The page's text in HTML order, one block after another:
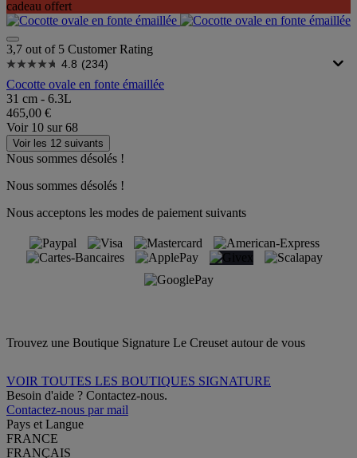
cadeau offert
3,7 out of 5 Customer Rating
4.8 (234)
Cocotte ovale en fonte émaillée
31 cm - 6.3L
465,00 €
Voir 10 sur68
Voir les 12 suivants
Nous sommes désolés !
Nous sommes désolés !
Nous acceptons les modes de paiement suivants
Trouvez une Boutique Signature Le Creuset autour de vous
VOIR TOUTES LES BOUTIQUES SIGNATURE
Besoin d'aide ? Contactez-nous.
Contactez-nous par mail
Pays et Langue
FRANCE
FRANÇAIS